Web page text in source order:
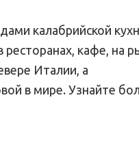
калабрийской
кафе, на
Италии, а
в мире. Узнайте